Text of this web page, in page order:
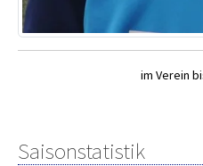
im Verein
Saisonstatistik